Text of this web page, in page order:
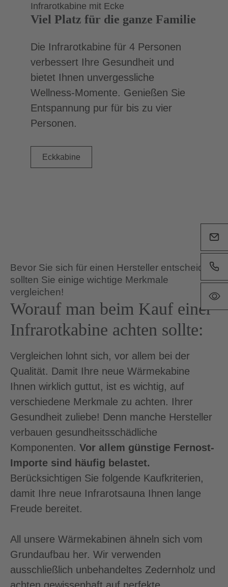
Infrarotkabine mit Ecke
Viel Platz für die ganze Familie
Die Infrarotkabine für 4 Personen
verbessert Ihre Gesundheit und
bietet Ihnen unvergessliche
Wellness-Momente. Genießen Sie
Entspannung pur für bis zu vier
Personen.
Eckkabine
Bevor Sie sich für einen Hersteller entscheiden,
sollten Sie einige wichtige Merkmale
vergleichen!
Worauf man beim Kauf einer
Infrarotkabine achten sollte:
Vergleichen lohnt sich, vor allem bei der
Qualität. Damit Ihre neue Wärmekabine
Ihnen wirklich guttut, ist es wichtig, auf
verschiedene Merkmale zu achten. Ihrer
Gesundheit zuliebe! Denn manche Hersteller
verbauen gesundheitsschädliche
Komponenten. Vor allem günstige Fernost-
Importe sind häufig belastet.
Berücksichtigen Sie folgende Kaufkriterien,
damit Ihre neue Infrarotsauna Ihnen lange
Freude bereitet.
All unsere Wärmekabinen ähneln sich vom
Grundaufbau her. Wir verwenden
ausschließlich unbehandeltes Zedernholz und